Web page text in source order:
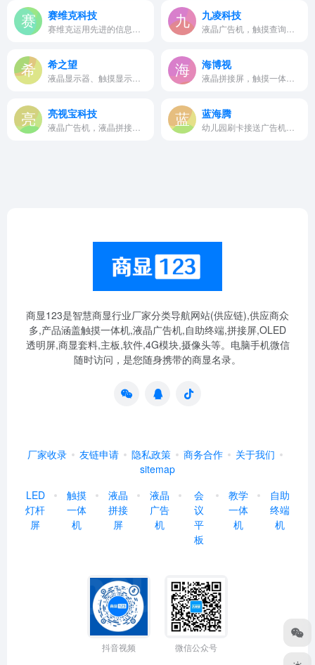
赛维克科技 九凌科技
希之望 海博视
亮视宝科技 蓝海腾
商显123是智慧商显行业厂家分类导航网站(供应链),供应商众
多,产品涵盖触摸一体机,液晶广告机,自助终端,拼接屏,OLED
透明屏,商显套料,主板,软件,4G模块,摄像头等。电脑手机微信
随时访问，是您随身携带的商显名录。
厂家收录 友链申请 隐私政策 商务合作
关于我们
sitemap
LED
灯杆
屏
触摸
一体
机
液晶
拼接
屏
液晶
广告
机
会
议
平
板
教学
一体
机
自助
终端
机
抖音视频 微信公众号